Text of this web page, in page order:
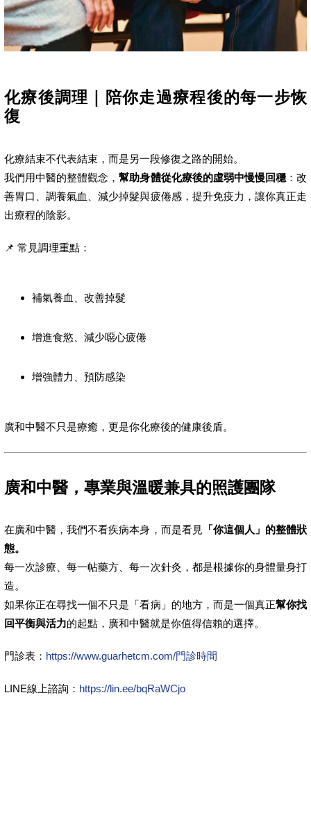
化療後調理｜陪你走過療程後的每一步恢
復
化療結束不代表結束，而是另一段修復之路的開始。
我們用中醫的整體觀念，幫助身體從化療後的虛弱中慢慢回穩：改
善胃口、調養氣血、減少掉髮與疲倦感，提升免疫力，讓你真正走
出療程的陰影。
📌 常見調理重點：
補氣養血、改善掉髮
增進食慾、減少噁心疲倦
增強體力、預防感染
廣和中醫不只是療癒，更是你化療後的健康後盾。
廣和中醫，專業與溫暖兼具的照護團隊
在廣和中醫，我們不看疾病本身，而是看見 「你這個人」的整體狀
態。
每一次診療、每一帖藥方、每一次針灸，都是根據你的身體量身打
造。
如果你正在尋找一個不只是「看病」的地方，而是一個真正幫你找
回平衡與活力的起點，廣和中醫就是你值得信賴的選擇。
門診表： https://www.guarhetcm.com/門診時間
LINE線上諮詢： https://lin.ee/bqRaWCjo